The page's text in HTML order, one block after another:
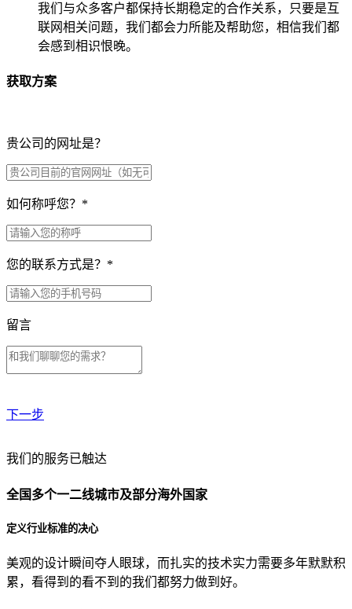
我们与众多客户都保持长期稳定的合作关系，只要是互
联网相关问题，我们都会力所能及帮助您，相信我们都
会感到相识恨晚。
获取方案
贵公司的网址是？
如何称呼您？ *
您的联系方式是？ *
留言
下一步
贵公司预算范围是？
贵公司的团队规模是？
目前主要的营销渠道是？
我们的服务已触达
全国多个一二线城市及部分海外国家
定义行业标准的决心
美观的设计瞬间夺人眼球，而扎实的技术实力需要多年默默积
累，看得到的看不到的我们都努力做到好。